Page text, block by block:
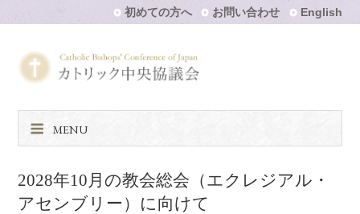
初めての方へ お問い合わせ English
MENU
2028年10月の教会総会（エクレジアル・
アセンブリー）に向けて